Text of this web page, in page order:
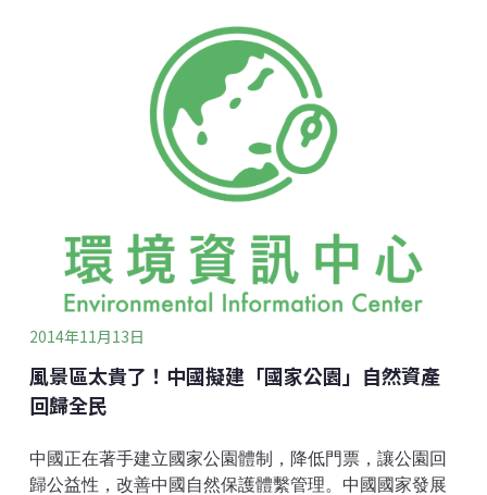
2014年11月13日
風景區太貴了！中國擬建「國家公園」自然資產
回歸全民
中國正在著手建立國家公園體制，降低門票，讓公園回
歸公益性，改善中國自然保護體繫管理。中國國家發展